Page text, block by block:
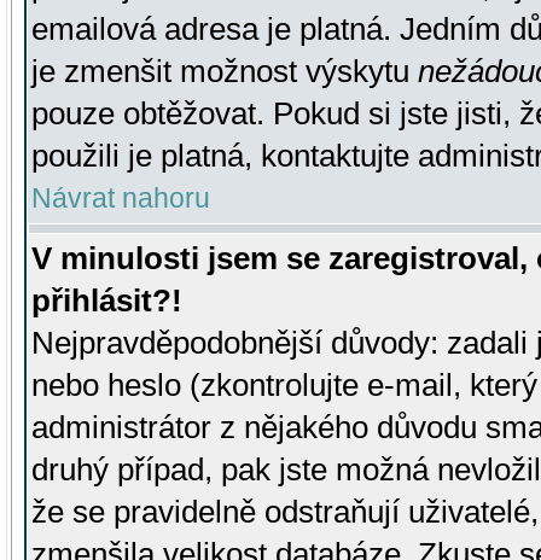
emailová adresa je platná. Jedním
je zmenšit možnost výskytu
pouze obtěžovat. Pokud si jste jisti,
použili je platná, kontaktujte
Návrat nahoru
V minulosti jsem se
přihlásit?!
Nejpravděpodobnější důvody:
nebo heslo (zkontrolujte e-mail,
administrátor z nějakého důvodu
druhý případ, pak jste možná
že se pravidelně odstraňují